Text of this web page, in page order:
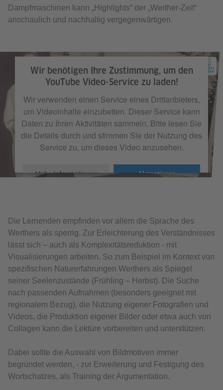
Dampfmaschinen kann „Highlights“ der „Werther-Zeit“
anschaulich und nachhaltig vergegenwärtigen.
Wir benötigen Ihre Zustimmung, um den
YouTube Video-Service zu laden!
Wir verwenden einen Service eines Drittanbieters,
um Videoinhalte einzubetten. Dieser Service kann
Daten zu Ihren Aktivitäten sammeln. Bitte lesen Sie
die Details durch und stimmen Sie der Nutzung des
Service zu, um dieses Video anzusehen.
Mehr Informationen Akzeptieren
Die Lernenden empfinden vor allem die Sprache des
Werthers als sperrig. Zur Erleichterung des Verständnisses
lässt sich – auch als Komplexitätsreduktion - mit
Visualisierungen arbeiten. So zum Beispiel im Kontext von
spezifischen Naturerfahrungen Werthers als Spiegel
seiner Seelenzustände (Frühling – Herbst). Die Suche
nach passenden Aufnahmen (besonders geeignet mit
regionalem Bezug), die Nutzung eigener Fotografien und
Videos, die Produktion eigener Bilder oder etwa auch von
Collagen kann die Lektüre vorbereiten und unterstützen.
Dabei sollte die Auswahl von Bildmotiven immer
begründet werden, - zur Erweiterung und Festigung des
Wortschatzes, als Training der Argumentation.